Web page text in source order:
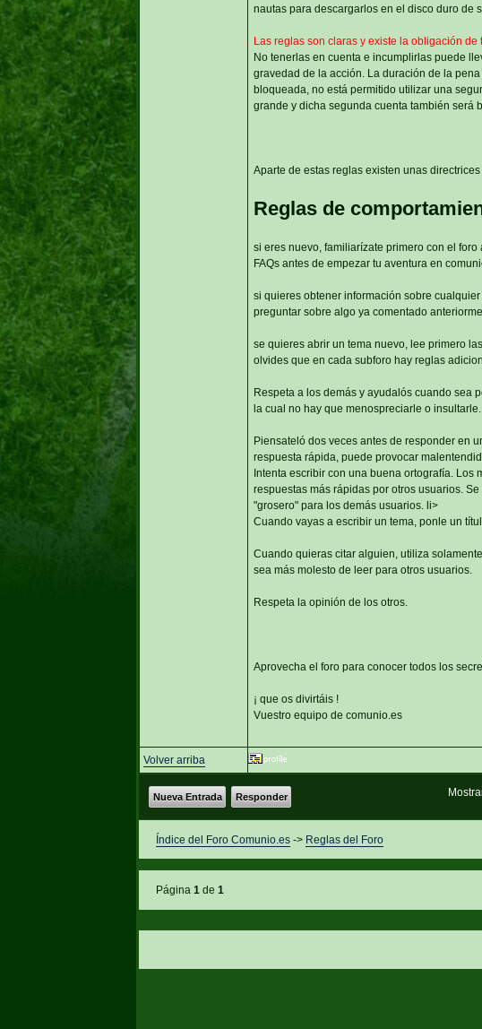
nautas para descargarlos en el disco duro de
Las reglas son claras y existe la obligación
No tenerlas en cuenta e incumplirlas puede
gravedad de la acción. La duración de la
bloqueada, no está permitido utilizar una
grande y dicha segunda cuenta también será
Aparte de estas reglas existen unas
Reglas de
si eres nuevo, familiarízate primero con el
FAQs antes de empezar tu aventura en
si quieres obtener información sobre
preguntar sobre algo ya comentado
se quieres abrir un tema nuevo, lee primero
olvides que en cada subforo hay reglas
Respeta a los demás y ayudalós cuando sea
la cual no hay que menospreciarle o insultarle.
Piensateló dos veces antes de responder en
respuesta rápida, puede provocar
Intenta escribir con una buena ortografía. Los
respuestas más rápidas por otros usuarios.
"grosero" para los demás usuarios. li>
Cuando vayas a escribir un tema, ponle un
Cuando quieras citar alguien, utiliza
sea más molesto de leer para otros usuarios.
Respeta la opinión de los otros.
Aprovecha el foro para conocer todos los
¡ que os divirtáis !
Vuestro equipo de comunio.es
Volver arriba
Nueva Entrada Responder
Índice del Foro Comunio.es-> Reglas del Foro
Página 1de 1